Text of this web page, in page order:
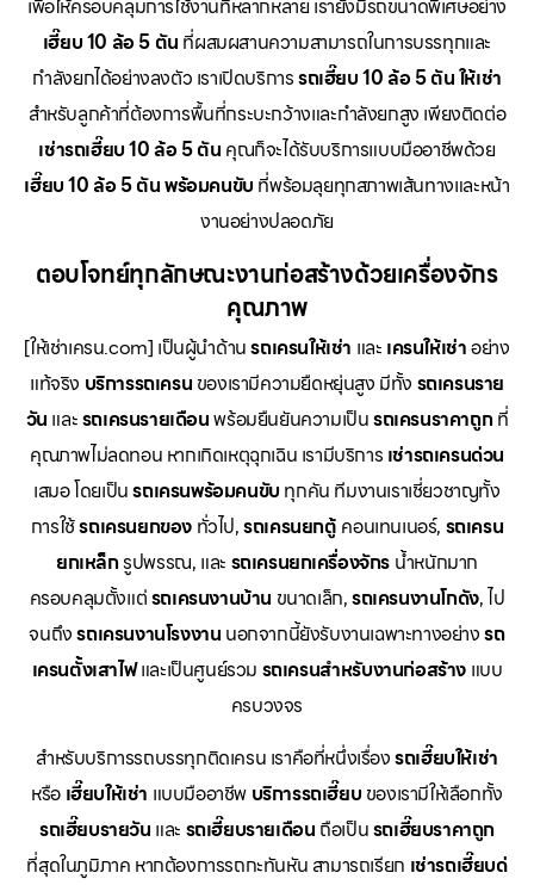
เพื่อให้ครอบคลุมการใช้งานที่หลากหลาย เรายังมีรถขนาดพิเศษอย่าง
เฮี๊ยบ 10 ล้อ 5 ตัน ที่ผสมผสานความสามารถในการบรรทุกและ
กำลังยกได้อย่างลงตัว เราเปิดบริการรถเฮี๊ยบ 10 ล้อ 5 ตัน ให้เช่า
สำหรับลูกค้าที่ต้องการพื้นที่กระบะกว้างและกำลังยกสูง เพียงติดต่อ
เช่ารถเฮี๊ยบ 10 ล้อ 5 ตัน คุณก็จะได้รับบริการแบบมืออาชีพด้วย
เฮี๊ยบ 10 ล้อ 5 ตัน พร้อมคนขับ ที่พร้อมลุยทุกสภาพเส้นทางและหน้า
งานอย่างปลอดภัย
ตอบโจทย์ทุกลักษณะงานก่อสร้างด้วยเครื่องจักร
คุณภาพ
[ให้เช่าเครน.com] เป็นผู้นำด้านรถเครนให้เช่า และ เครนให้เช่าอย่าง
แท้จริง บริการรถเครน ของเรามีความยืดหยุ่นสูง มีทั้ง รถเครนราย
วัน และรถเครนรายเดือนพร้อมยืนยันความเป็นรถเครนราคาถูกที่
คุณภาพไม่ลดทอน หากเกิดเหตุฉุกเฉิน เรามีบริการ เช่ารถเครนด่วน
เสมอ โดยเป็นรถเครนพร้อมคนขับ ทุกคัน ทีมงานเราเชี่ยวชาญทั้ง
การใช้รถเครนยกของ ทั่วไป,รถเครนยกตู้ คอนเทนเนอร์, รถเครน
ยกเหล็กรูปพรรณ, และ รถเครนยกเครื่องจักร น้ำหนักมาก
ครอบคลุมตั้งแต่รถเครนงานบ้าน ขนาดเล็ก,รถเครนงานโกดัง, ไป
จนถึงรถเครนงานโรงงาน นอกจากนี้ยังรับงานเฉพาะทางอย่างรถ
เครนตั้งเสาไฟและเป็นศูนย์รวม รถเครนสำหรับงานก่อสร้าง แบบ
ครบวงจร
สำหรับบริการรถบรรทุกติดเครน เราคือที่หนึ่งเรื่องรถเฮี๊ยบให้เช่า
หรือ เฮี๊ยบให้เช่า แบบมืออาชีพ บริการรถเฮี๊ยบ ของเรามีให้เลือกทั้ง
รถเฮี๊ยบรายวัน และ รถเฮี๊ยบรายเดือน ถือเป็นรถเฮี๊ยบราคาถูก
ที่สุดในภูมิภาค หากต้องการรถกะทันหัน สามารถเรียก เช่ารถเฮี๊ยบด่